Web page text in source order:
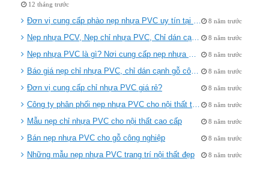
12 tháng trước
Đơn vị cung cấp phào nẹp nhựa PVC uy tín tại Hà Nội 8 năm trước
Nẹp nhựa PCV, Nẹp chỉ nhựa PVC, Chỉ dán cạnh gỗ công nghiệp đẹp 8 năm trước
Nẹp nhựa PVC là gì? Nơi cung cấp nẹp nhựa PVC dán cạnh uy tín 8 năm trước
Báo giá nẹp chỉ nhựa PVC, chỉ dán cạnh gỗ công nghiệp 8 năm trước
Đơn vị cung cấp chỉ nhựa PVC giá rẻ? 8 năm trước
Công ty phân phối nẹp nhựa PVC cho nội thất tại Hà Nội 8 năm trước
Mẫu nẹp chỉ nhựa PVC cho nội thất cao cấp 8 năm trước
Bán nẹp nhựa PVC cho gỗ công nghiệp 8 năm trước
Những mẫu nẹp nhựa PVC trang trí nội thất đẹp 8 năm trước